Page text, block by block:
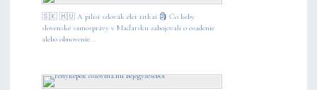
🇸🇰 🇭🇺 A pilisi szlovák élet titkai 🗿 Čo keby
slovenské samosprávy v Maďarsku zabojovali o osadenie
alebo obnovenie...